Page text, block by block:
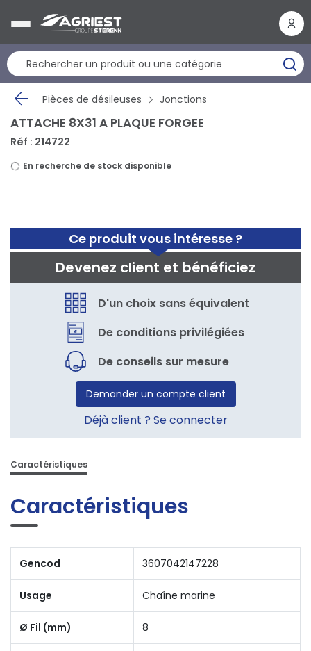
Pièces de désileuses Jonctions
Ce produit vous intéresse ?
Devenez client et bénéficiez
D'un choix sans équivalent
De conditions privilégiées
De conseils sur mesure
Demander un compte client
Déjà client ? Se connecter
ATTACHE 8X31 A PLAQUE FORGEE
Réf : 214722
En recherche de stock disponible
Caractéristiques
Caractéristiques
Gencod 3607042147228
Usage Chaîne marine
Ø Fil (mm) 8